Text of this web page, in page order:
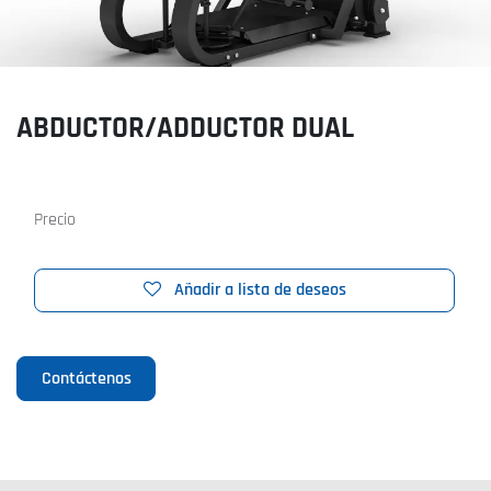
ABDUCTOR/ADDUCTOR DUAL
Añadir a lista de deseos
Precio
Contáctenos